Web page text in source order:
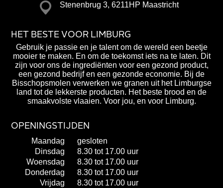
Stenenbrug 3, 6211HP Maastricht
HET BESTE VOOR LIMBURG
Gebruik je passie en je talent om de wereld een beetje
mooier te maken. En om de toekomst iets na te laten. Dit
zijn voor ons de ingrediënten voor een gezond product,
een gezond bedrijf en een gezonde economie. Bij de
Bisschopsmolen verwerken we granen uit het Limburgse
land tot de lekkerste producten. Het beste brood en de
smaakvolste vlaaien. Voor jou, en voor Limburg.
OPENINGSTIJDEN
Maandag
gesloten
Dinsdag
8.30 tot 17.00 uur
Woensdag
8.30 tot 17.00 uur
Donderdag
8.30 tot 17.00 uur
Vrijdag
8.30 tot 17.00 uur